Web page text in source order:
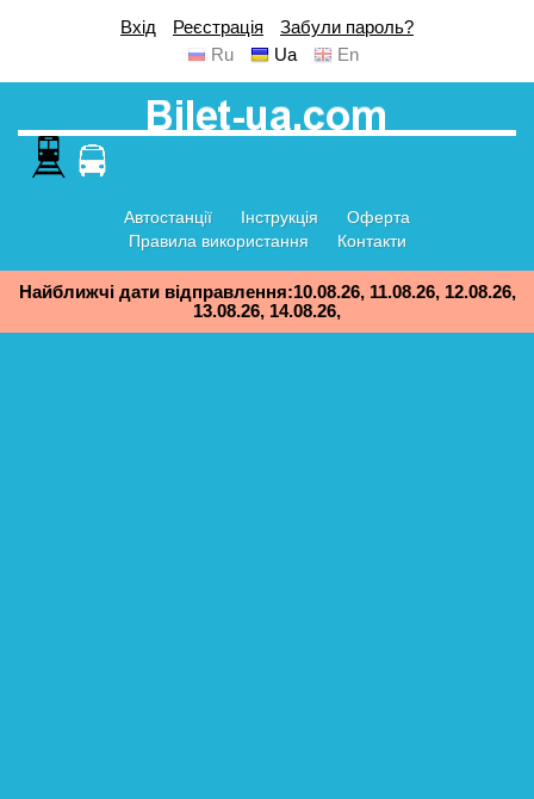
Вхід Реєстрація
Забули пароль?
Ru
Ua En
Автостанції Інструкція
Оферта
Правила використання
Контакти
Найближчі дати відправлення:10.08.26, 11.08.26, 12.08.26,
13.08.26, 14.08.26,